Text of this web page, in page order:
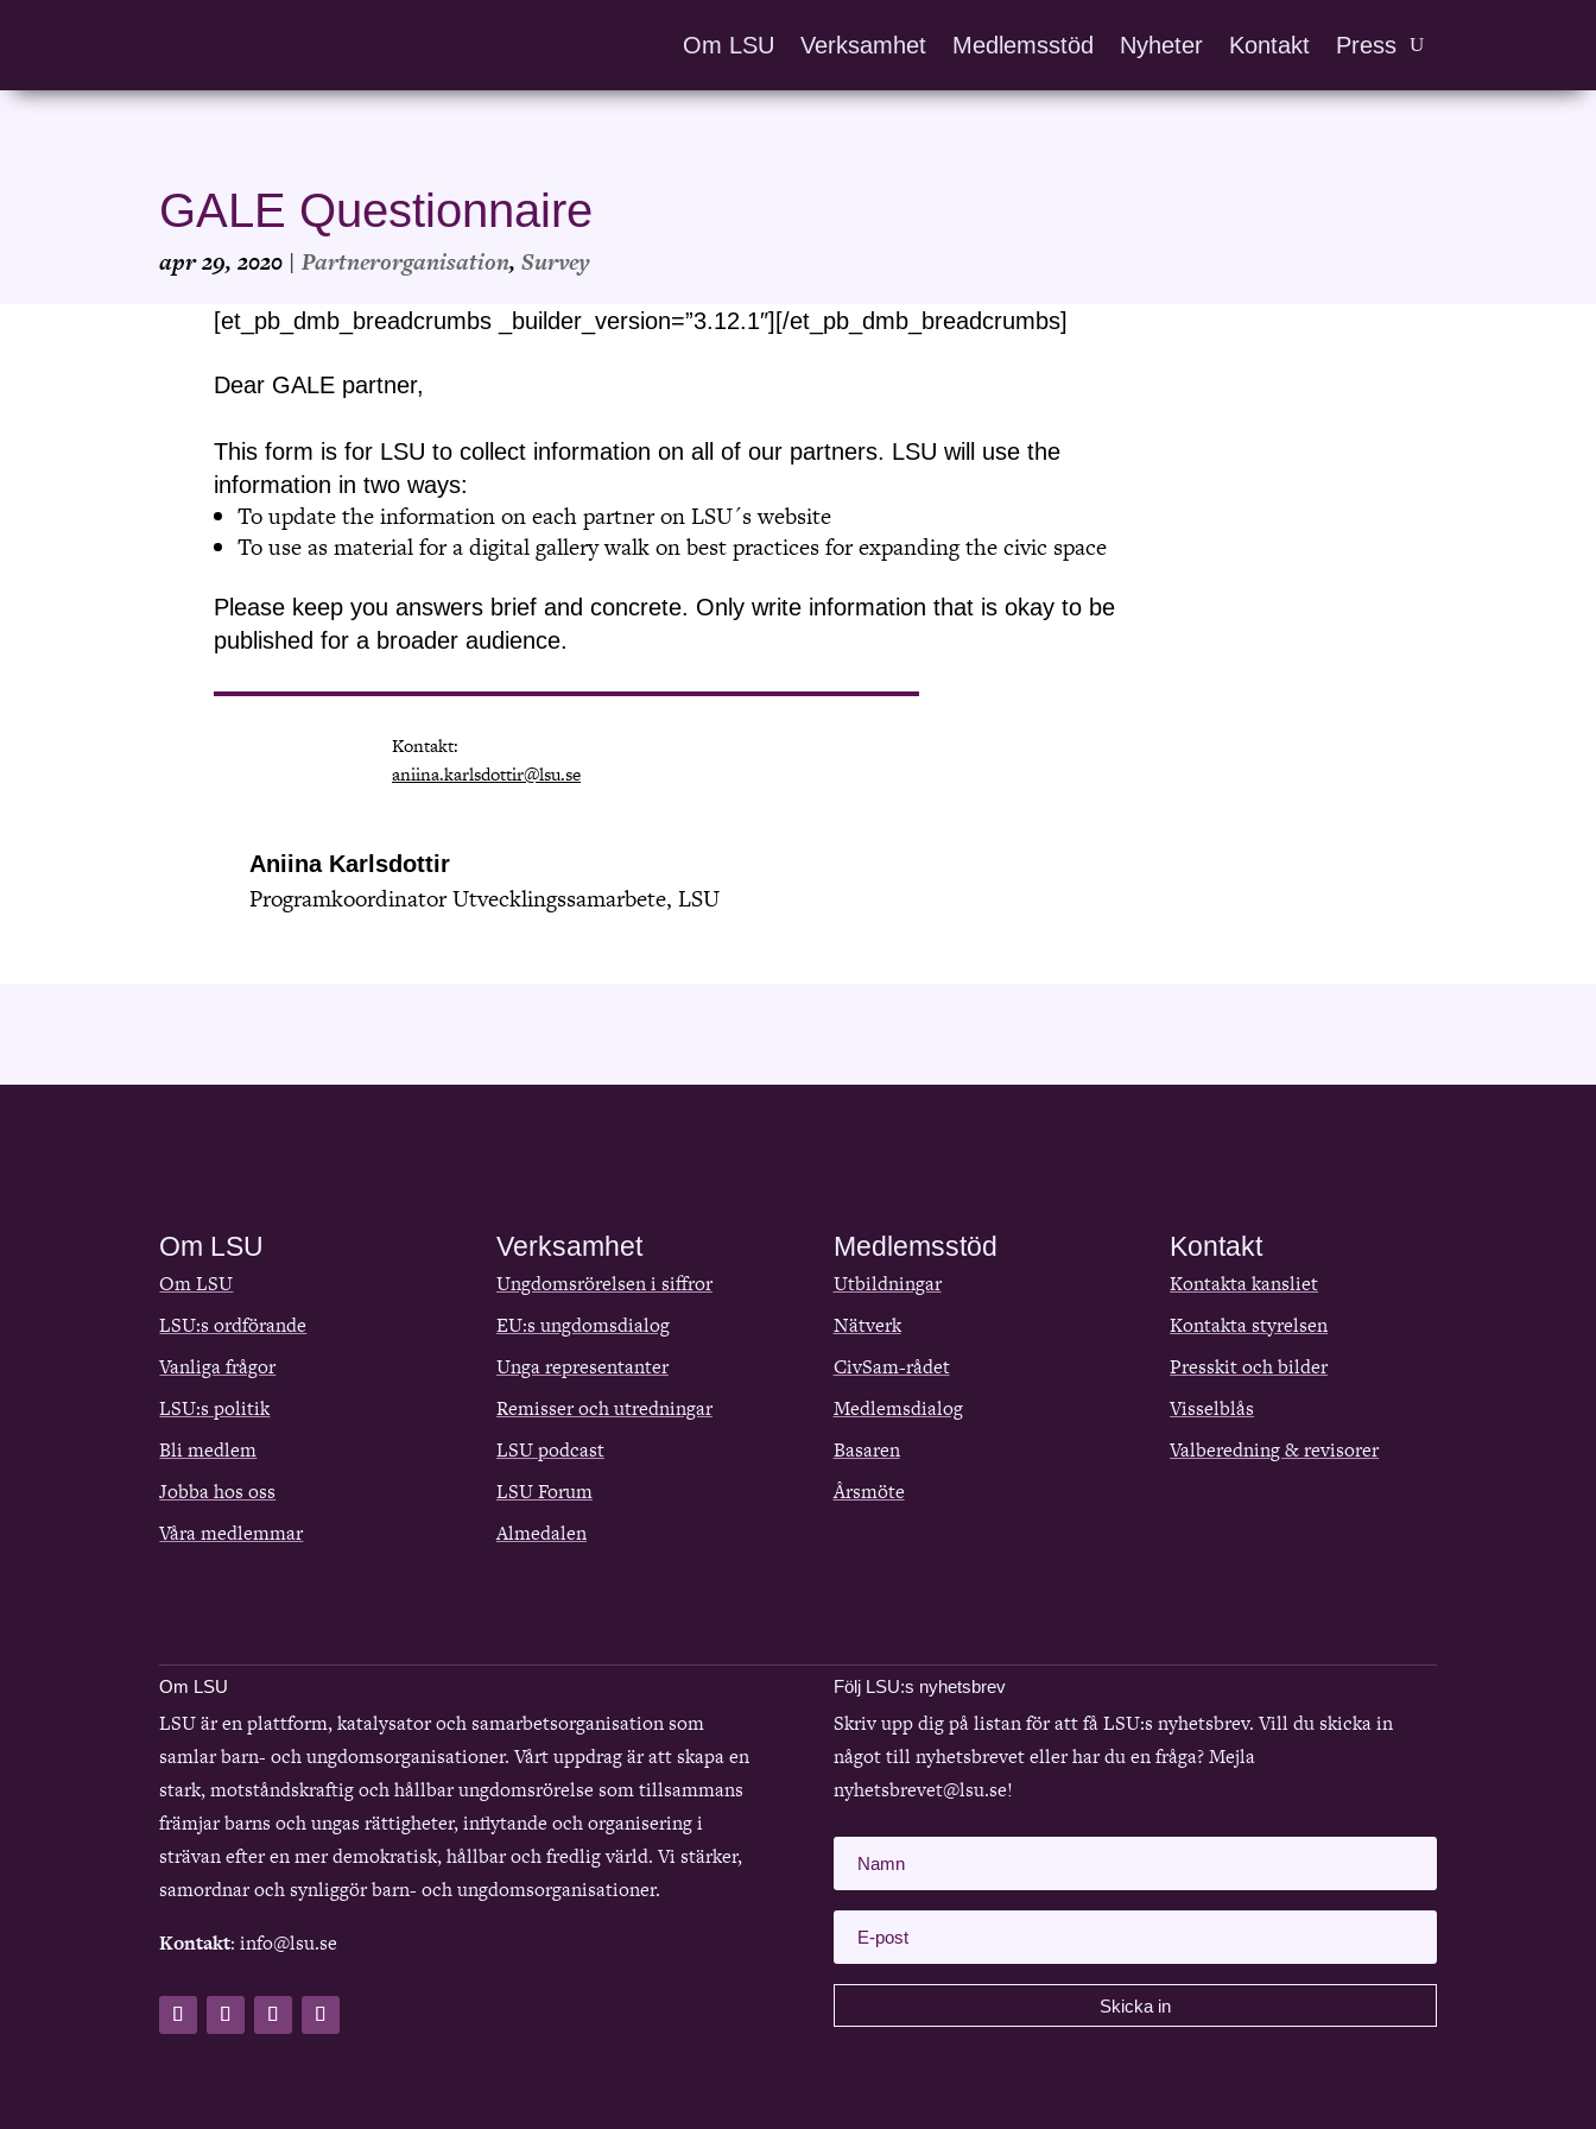
Om LSU Verksamhet Medlemsstöd Nyheter Kontakt Press
GALE Questionnaire
apr 29, 2020 |Partnerorganisation,Survey
[et_pb_dmb_breadcrumbs _builder_version=”3.12.1″][/et_pb_dmb_breadcrumbs]
Dear GALE partner,
This form is for LSU to collect information on all of our partners. LSU will use the
information in two ways:
To update the information on each partner on LSU´s website
To use as material for a digital gallery walk on best practices for expanding the civic space
Please keep you answers brief and concrete. Only write information that is okay to be
published for a broader audience.
Kontakt:
aniina.karlsdottir@lsu.se
Aniina Karlsdottir
Programkoordinator Utvecklingssamarbete, LSU
Om LSU
Om LSU
LSU:s ordförande
Vanliga frågor
LSU:s politik
Bli medlem
Jobba hos oss
Våra medlemmar
Verksamhet
Ungdomsrörelsen i siffror
EU:s ungdomsdialog
Unga representanter
Remisser och utredningar
LSU podcast
LSU Forum
Almedalen
Medlemsstöd
Utbildningar
Nätverk
CivSam-rådet
Medlemsdialog
Basaren
Årsmöte
Kontakt
Kontakta kansliet
Kontakta styrelsen
Presskit och bilder
Visselblås
Valberedning & revisorer
Om LSU
LSU är en plattform, katalysator och samarbetsorganisation som
samlar barn- och ungdomsorganisationer. Vårt uppdrag är att skapa en
stark, motståndskraftig och hållbar ungdomsrörelse som tillsammans
främjar barns och ungas rättigheter, inflytande och organisering i
strävan efter en mer demokratisk, hållbar och fredlig värld. Vi stärker,
samordnar och synliggör barn- och ungdomsorganisationer.
Kontakt: info@lsu.se
Följ LSU:s nyhetsbrev
Skriv upp dig på listan för att få LSU:s nyhetsbrev. Vill du skicka in
något till nyhetsbrevet eller har du en fråga? Mejla
nyhetsbrevet@lsu.se!
Skicka in